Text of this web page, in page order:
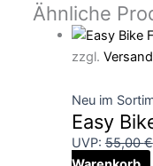
Ähnliche
zzgl.
Neu im
Easy
UVP: 55,00€